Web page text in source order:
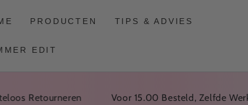
PRODUCTEN TIPS & ADVIES
EDIT
Retourneren Voor 15.00 Besteld, Zelfde Werkdag